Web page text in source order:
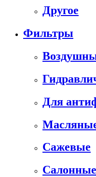
Другое
Фильтры
Для
Сажевые
Салонные